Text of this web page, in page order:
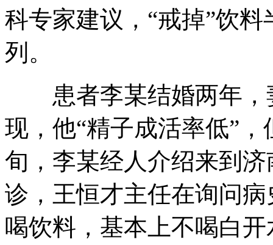
科专家建议，“戒掉”饮
列。
患者李某结婚两年，
现，他“精子成活率低”
旬，李某经人介绍来到
诊，王恒才主任在询问
喝饮料，基本上不喝白